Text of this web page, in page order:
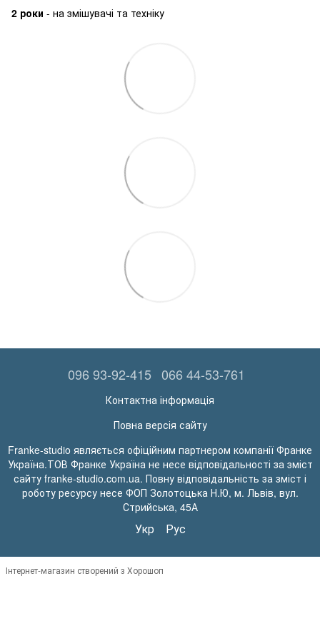
2 роки - на змішувачі та техніку
096 93-92-415 066 44-53-761
Контактна інформація
Повна версія сайту
Franke-studio являється офіційним партнером компанії Франке
Україна.ТОВ Франке Україна не несе відповідальності за зміст
сайту franke-studio.com.ua. Повну відповідальність за зміст і
роботу ресурсу несе ФОП Золотоцька Н.Ю, м. Львів, вул.
Стрийська, 45А
Укр Рус
Інтернет-магазин створений з Хорошоп